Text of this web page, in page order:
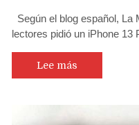
Según el blog español, La
lectores pidió un iPhone
Lee más